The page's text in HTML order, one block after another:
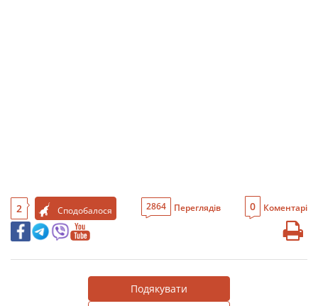
2 Сподобалося 2864 Переглядів 0 Коментарі
Подякувати